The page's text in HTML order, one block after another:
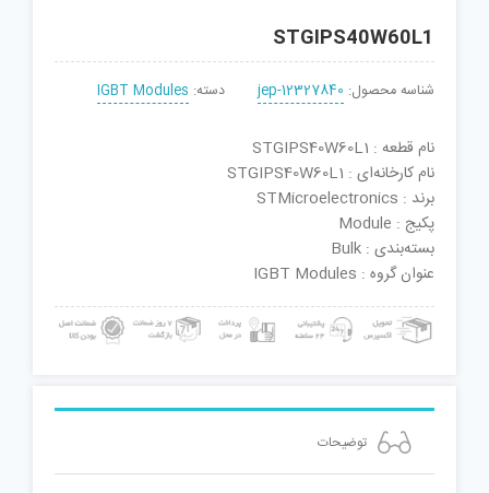
STGIPS40W60L1
شناسه محصول: jep-12327840 دسته: IGBT Modules
نام قطعه : STGIPS40W60L1
نام کارخانه‌ای : STGIPS40W60L1
برند : STMicroelectronics
پکیج : Module
بسته‌بندی : Bulk
عنوان گروه : IGBT Modules
توضیحات